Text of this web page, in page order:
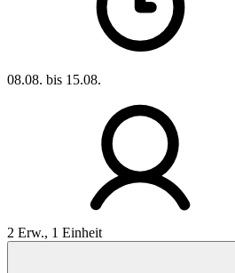
08.08. bis 15.08.
2 Erw., 1 Einheit